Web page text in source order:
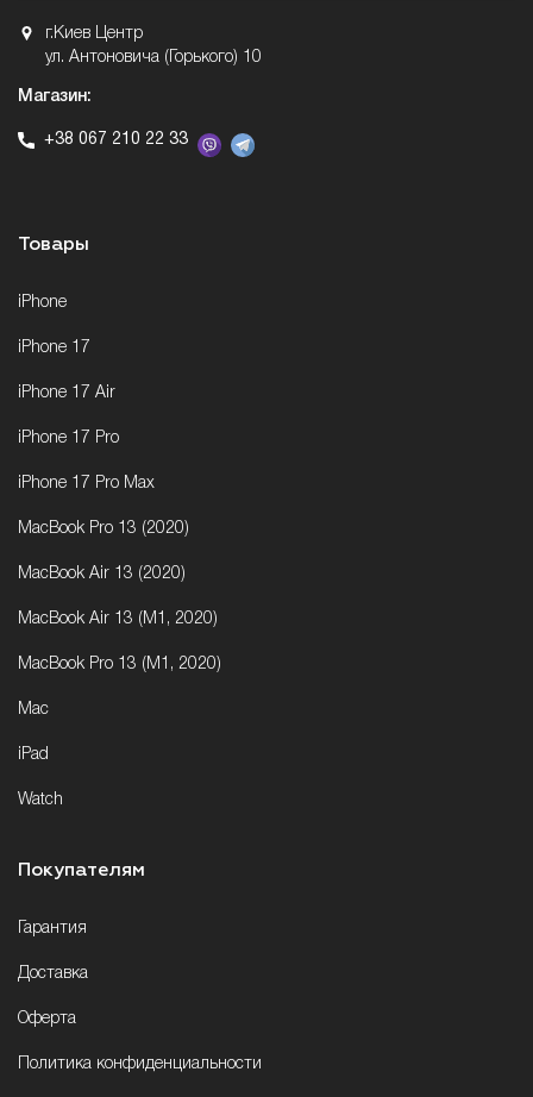
г.Киев Центр
ул. Антоновича (Горького) 10
Магазин:
+38 067 210 22 33
Товары
iPhone
iPhone 17
iPhone 17 Air
iPhone 17 Pro
iPhone 17 Pro Max
MacBook Pro 13 (2020)
MacBook Air 13 (2020)
MacBook Air 13 (M1, 2020)
MacBook Pro 13 (M1, 2020)
Mac
iPad
Watch
Покупателям
Гарантия
Доставка
Оферта
Политика конфиденциальности